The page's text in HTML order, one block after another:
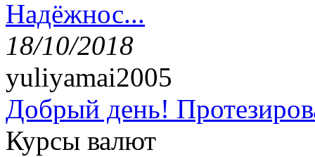
Надёжнос...
18/10/2018
yuliyamai2005
Добрый день!
Курсы валют